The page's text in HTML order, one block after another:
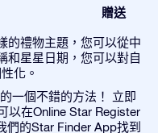
贈送
的禮物主題，您可以從中
和星星日期，您可以對自
化。
一個不錯的方法！ 立即
以在Online Star Register
們的Star Finder App找到